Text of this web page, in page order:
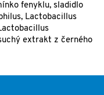
fenyklu, sladidlo
Lactobacillus
extrakt z černého